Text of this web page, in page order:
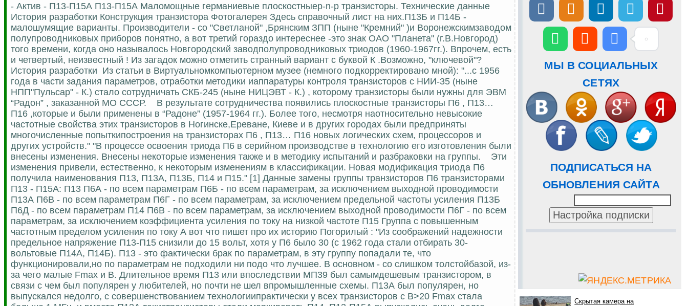
МЫ В СОЦИАЛЬНЫХ
СЕТЯХ
ПОДПИСАТЬСЯ НА
ОБНОВЛЕНИЯ САЙТА
Скрытая камера на
- Актив - П13-П15А П13-П15А Маломощные германиевые плоскостныеp-n-p транзисторы. Технические данные
История разработки Конструкция транзистора Фотогалерея Здесь справочный лист на них.П13Б и П14Б -
малошумящие варианты. Производители - со "Светланой" ,Брянским ЗПП (ныне "Кремний" )и Воронежскимзаводом
полупроводниковых приборов понятно, а вот третий гораздо интереснее -это знак ОАО "Планета" (г.В.Новгород)
того времени, когда оно называлось Новгородский заводполупроводниковых триодов (1960-1967гг.). Впрочем, есть
и четвертый, неизвестный ! Из загадок можно отметить странный вариант с буквой К .Возможно, "ключевой"?
История разработки Из статьи в Виртуальномкомпьютерном музее (немного подкорректировано мной): "...с 1956
года в части задания параметров, отработки методики иаппаратуры контроля транзисторов с НИИ-35 (ныне
НПП"Пульсар" - К.) стало сотрудничать СКБ-245 (ныне НИЦЭВТ - К.) , которому транзисторы были нужны для ЭВМ
“Радон” , заказанной МО СССР. В результате сотрудничества появились плоскостные транзисторы П6 , П13…
П16 ,которые и были применены в “Радоне” (1957-1964 гг.). Более того, несмотря наотносительно невысокие
частотные свойства этих транзисторов в Ногинске,Ереване, Киеве и в других городах были предприняты
многочисленные попыткипостроения на транзисторах П6 , П13… П16 новых логических схем, процессоров и
других устройств." "В процессе освоения триода П6 в серийном производстве в технологию его изготовления были
внесены изменения. Внесены некоторые изменения также и в методику испытаний и разбраковки на группы. Эти
изменения привели, естественно, к некоторым изменениям в классификации. Новая модификация триода П6
получила наименования П13, П13А, П13Б, П14 и П15." [1] Данные замены группы транзисторов П6 транзисторами
П13 - П15А: П13 П6А - по всем параметрам П6Б - по всем параметрам, за исключением выходной проводимости
П13А П6В - по всем параметрам П6Г - по всем параметрам, за исключением предельной частоты усиления П13Б
П6Д - по всем параметрам П14 П6В - по всем параметрам, за исключением выходной проводимости П6Г - по всем
параметрам, за исключением коэффициента усиления по току на низкой частоте П15 Группа с повышенным
частотным пределом усиления по току А вот что пишет про их историю Погорилый : "Из соображений надежности
предельное напряжение П13-П15 снизили до 15 вольт, хотя у П6 было 30 (с 1962 года стали отбирать 30-
вольтовые П14А, П14Б). П13 - это фактически брак по параметрам, в эту группу попадали те, что
функционировали,но по параметрам не подходили ни подо что лучшее. В основном - со слишком толстойбазой, из-
за чего малые Fmax и В. Длительное время П13 или впоследствии МП39 был самымдешевым транзистором, в
связи с чем был популярен у любителей, но почти не шел впромышленные схемы. П13А был популярен, но
выпускался недолго, с совершенствованием технологиипрактически у всех транзисторов с B>20 Fmax стала